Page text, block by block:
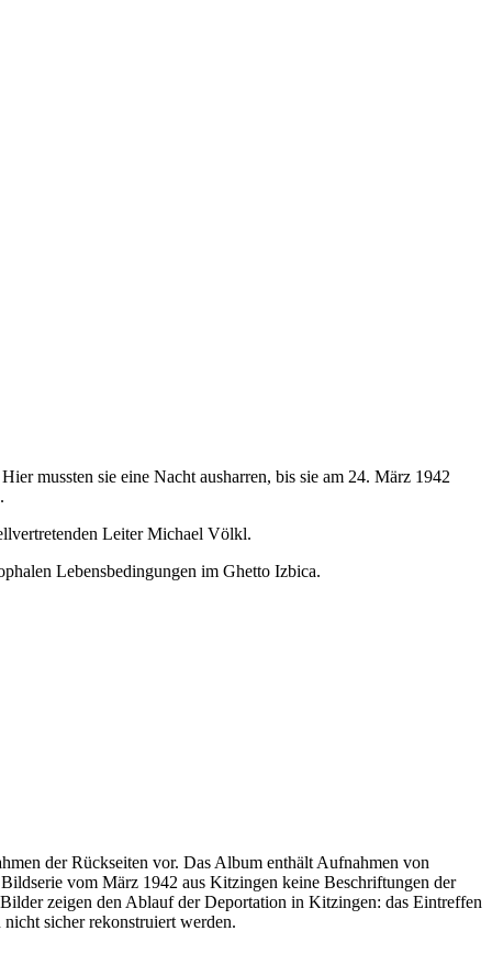
mussten sie eine Nacht ausharren, bis sie am 24. März 1942
Leiter Michael Völkl.
Lebensbedingungen im Ghetto Izbica.
der Rückseiten vor. Das Album enthält Aufnahmen von
vom März 1942 aus Kitzingen keine Beschriftungen der
zeigen den Ablauf der Deportation in Kitzingen: das Eintreffen
sicher rekonstruiert werden.